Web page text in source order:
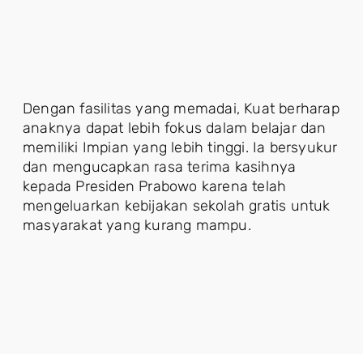
Dengan fasilitas yang memadai, Kuat berharap
anaknya dapat lebih fokus dalam belajar dan
memiliki Impian yang lebih tinggi. Ia bersyukur
dan mengucapkan rasa terima kasihnya
kepada Presiden Prabowo karena telah
mengeluarkan kebijakan sekolah gratis untuk
masyarakat yang kurang mampu.